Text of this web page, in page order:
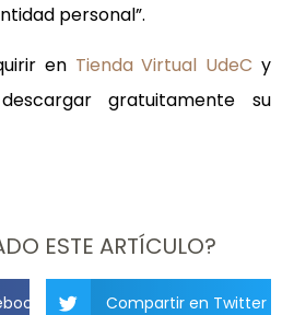
personal”.
en Tienda Virtual UdeC y
gratuitamente su
ESTE ARTÍCULO?
Compartir en Twitter